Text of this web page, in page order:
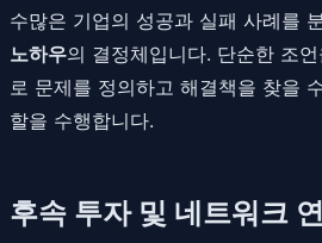
수많은 기업의 성공과 실패 사례를
노하우의 결정체입니다. 단순한 조
로 문제를 정의하고 해결책을 찾을
할을 수행합니다.
후속 투자 및 네트워크